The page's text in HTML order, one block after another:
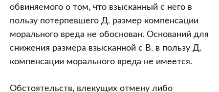
обвиняемого о том, что взысканный с него в
пользу потерпевшего Д. размер компенсации
морального вреда не обоснован. Оснований для
снижения размера взысканной с В. в пользу Д.
компенсации морального вреда не имеется.
Обстоятельств, влекущих отмену либо